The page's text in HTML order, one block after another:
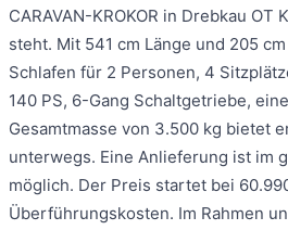
CARAVAN-KROKOR in Drebkau
steht. Mit 541 cm Länge und 205
Schlafen für 2 Personen, 4
140 PS, 6-Gang Schaltgetriebe,
Gesamtmasse von 3.500 kg bietet
unterwegs. Eine Anlieferung ist im
möglich. Der Preis startet bei
Überführungskosten. Im Rahmen